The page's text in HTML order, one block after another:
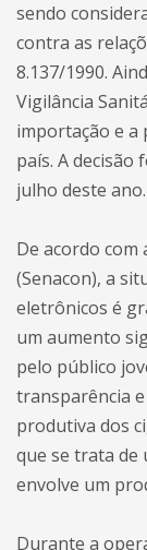
sendo
contra as
8.137/1990.
Vigilância
importação e a
país. A decisão
julho deste ano.
De acordo com
(Senacon), a
eletrônicos é
um aumento
pelo público
transparência
produtiva dos
que se trata de
envolve um
Durante a